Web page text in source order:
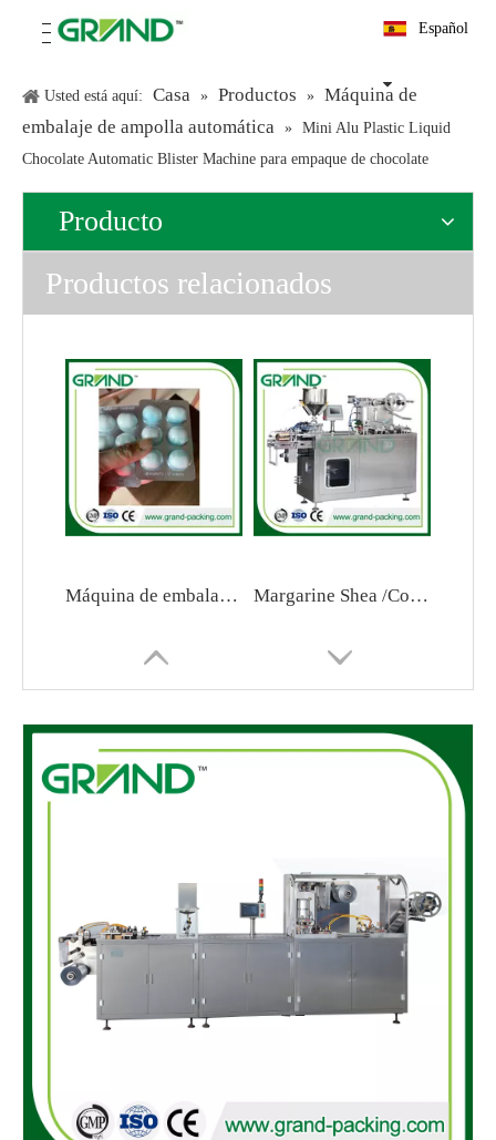
Español
Usted está aquí: Casa » Productos » Máquina de
embalaje de ampolla automática » Mini Alu Plastic Liquid
Chocolate Automatic Blister Machine para empaque de chocolate
Producto
Productos relacionados
Máquina de embalaje de la bola de algodón de alcohol Margarine Shea /Cocoa /Máquina de embalaje de mantequilla de maní
DPP-80 mermelada/ miel/ salsa/ máquina de embalaje de la ampolla